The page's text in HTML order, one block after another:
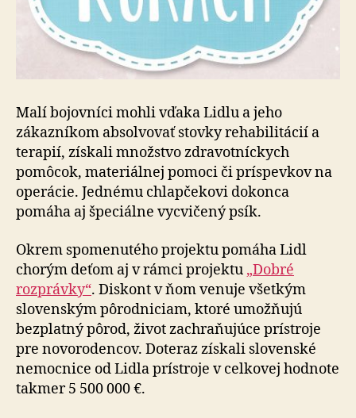
Malí bojovníci mohli vďaka Lidlu a jeho
zákazníkom absolvovať stovky rehabilitácií a
terapií, získali množstvo zdravotníckych
pomôcok, materiálnej pomoci či príspevkov na
operácie. Jednému chlapčekovi dokonca
pomáha aj špeciálne vycvičený psík.
Okrem spomenutého projektu pomáha Lidl
chorým deťom aj v rámci projektu „Dobré
rozprávky“. Diskont v ňom venuje všetkým
slovenským pôrodniciam, ktoré umožňujú
bezplatný pôrod, život zachraňujúce prístroje
pre novorodencov. Doteraz získali slovenské
nemocnice od Lidla prístroje v celkovej hodnote
takmer 5 500 000 €.